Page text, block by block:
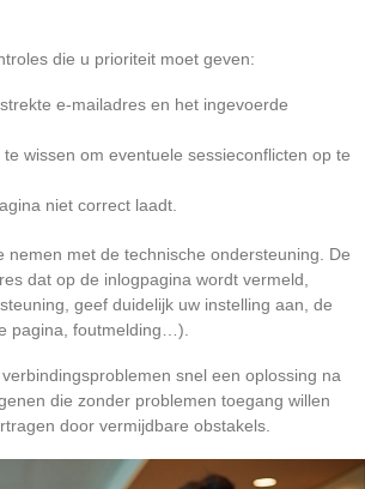
die u prioriteit moet geven:
e-mailadres en het ingevoerde
wissen om eventuele sessieconflicten op te
niet correct laadt.
met de technische ondersteuning. De
dat op de inlogpagina wordt vermeld,
geef duidelijk uw instelling aan, de
pagina, foutmelding…).
snel een oplossing na
die zonder problemen toegang willen
door vermijdbare obstakels.